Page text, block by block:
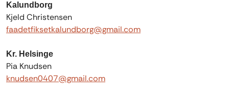
Kalundborg
Kjeld Christensen
faadetfiksetkalundborg@gmail.com
Kr. Helsinge
Pia Knudsen
knudsen0407@gmail.com